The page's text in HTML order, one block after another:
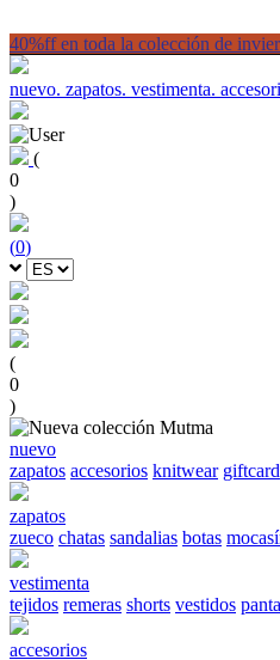
40%ff en toda la colección de
nuevo. zapatos. vestimenta.
(
0
)
(0)
(
0
)
nuevo
zapatos accesorios knitwear giftcard
zapatos
zueco chatas sandalias botas
vestimenta
tejidos remeras shorts vestidos
accesorios